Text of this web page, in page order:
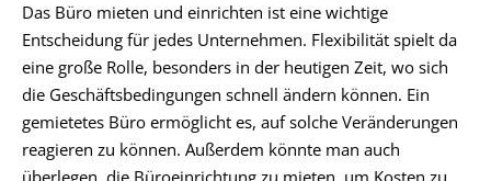
Das Büro mieten und einrichten ist eine wichtige
Entscheidung für jedes Unternehmen. Flexibilität spielt da
eine große Rolle, besonders in der heutigen Zeit, wo sich
die Geschäftsbedingungen schnell ändern können. Ein
gemietetes Büro ermöglicht es, auf solche Veränderungen
reagieren zu können. Außerdem könnte man auch